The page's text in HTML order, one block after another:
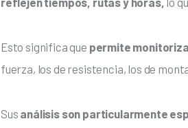
Esto significa que permite
fuerza, los de resistencia, los de
Sus análisis son particularmente